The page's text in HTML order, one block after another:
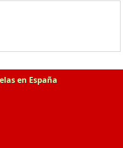
en España